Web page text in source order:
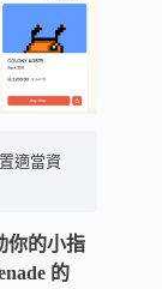
適當資
你的小指
的